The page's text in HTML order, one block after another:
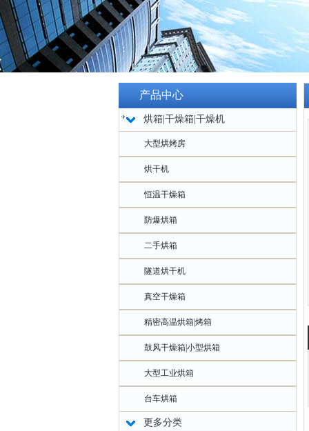
产品中心
烘箱|干燥箱|干燥机
大型烘烤房
烘干机
恒温干燥箱
防爆烘箱
二手烘箱
隧道烘干机
真空干燥箱
精密高温烘箱|烤箱
鼓风干燥箱|小型烘箱
大型工业烘箱
台车烘箱
更多分类